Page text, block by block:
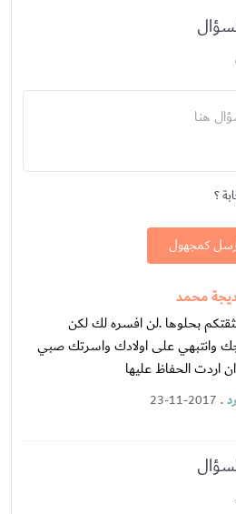
هنا
؟
كمجهول
محمد
بحلوها .لن افسره لك لكن
وانتبهي على اولادك واسرتك صبي
اردت الحفاظ عليها
.
23-11-2017